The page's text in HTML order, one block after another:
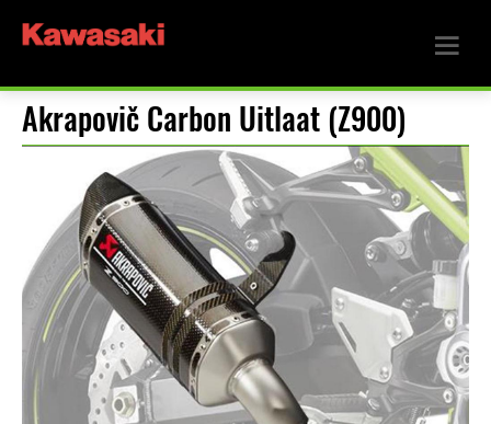
Akrapovič Carbon Uitlaat (Z900)